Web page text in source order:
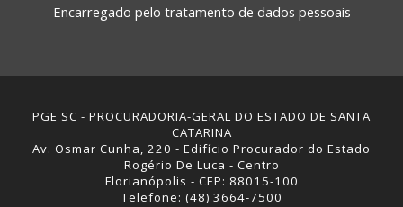
Encarregado pelo tratamento de dados pessoais
PGE SC - PROCURADORIA-GERAL DO ESTADO DE SANTA
CATARINA
Av. Osmar Cunha, 220 - Edifício Procurador do Estado
Rogério De Luca - Centro
Florianópolis - CEP: 88015-100
Telefone: (48) 3664-7500